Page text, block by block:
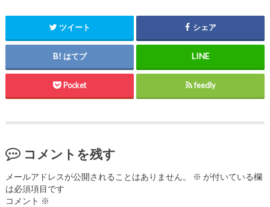
ツイート シェア
はてブ
Pocket feedly
コメントを残す
メールアドレスが公開されることはありません。 ※ が付いている欄
は必須項目です
コメント ※